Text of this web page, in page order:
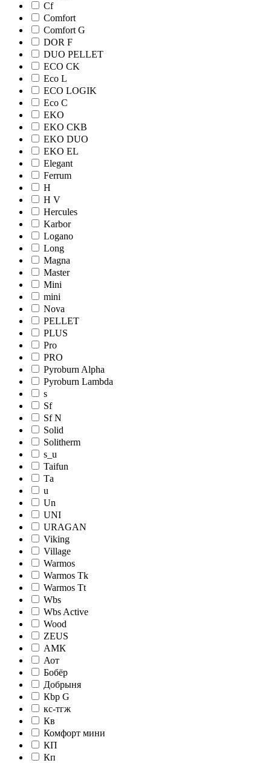
Cf
Comfort
Comfort G
DOR F
DUO PELLET
ECO CK
Eco L
ECO LOGIK
Eco С
EKO
EKO CKB
EKO DUO
EKO EL
Elegant
Ferrum
H
H V
Hercules
Karbor
Logano
Long
Magna
Master
Mini
mini
Nova
PELLET
PLUS
Pro
PRO
Pyroburn Alpha
Pyroburn Lambda
s
Sf
Sf N
Solid
Solitherm
s_u
Taifun
Tа
u
Un
UNI
URAGAN
Viking
Village
Warmos
Warmos Tk
Warmos Tt
Wbs
Wbs Active
Wood
ZEUS
АМК
Аот
Бобёр
Добрыня
Кbр G
кc-тгж
Кв
Комфорт мини
КП
Кп